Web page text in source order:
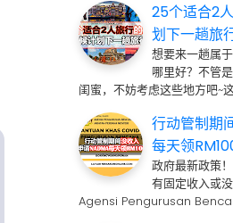
25个适合2
划下一趟旅
想要来一趟属
哪里好？不管
闺蜜，不妨考虑这些地方吧~
行动管制期
每天领
政府最新政策
有固定收入或
Agensi Pengurusan